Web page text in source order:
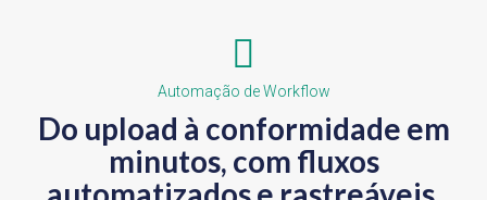
Automação de Workflow
Do upload à conformidade em
minutos, com fluxos